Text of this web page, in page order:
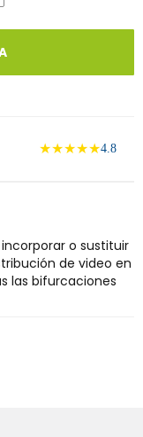
★★★★★4.8
o sustituir
de video en
las bifurcaciones